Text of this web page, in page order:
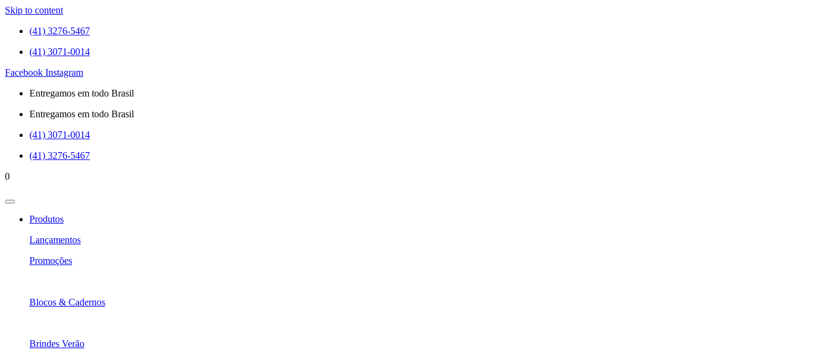
Skip to content
(41) 3276-5467
(41) 3071-0014
Facebook Instagram
Entregamos em todo Brasil
Entregamos em todo Brasil
(41) 3071-0014
(41) 3276-5467
0
Produtos
Lançamentos
Promoções
Blocos & Cadernos
Brindes Verão